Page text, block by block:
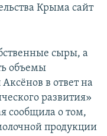
Крыма сайт
сыры, а
объемы
в ответ на
развития»
сообщила о том,
продукции